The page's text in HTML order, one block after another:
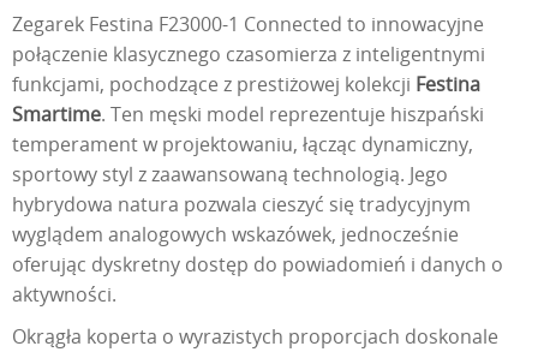
Zegarek Festina F23000-1 Connected to innowacyjne
połączenie klasycznego czasomierza z inteligentnymi
funkcjami, pochodzące z prestiżowej kolekcji Festina
Smartime. Ten męski model reprezentuje hiszpański
temperament w projektowaniu, łącząc dynamiczny,
sportowy styl z zaawansowaną technologią. Jego
hybrydowa natura pozwala cieszyć się tradycyjnym
wyglądem analogowych wskazówek, jednocześnie
oferując dyskretny dostęp do powiadomień i danych o
aktywności.
Okrągła koperta o wyrazistych proporcjach doskonale